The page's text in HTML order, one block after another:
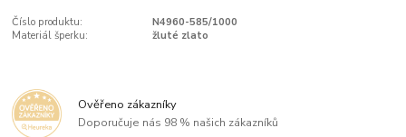
Číslo produktu:
N4960-585/1000
Materiál šperku:
žluté zlato
Ověřeno zákazníky
Doporučuje nás 98 % našich zákazníků